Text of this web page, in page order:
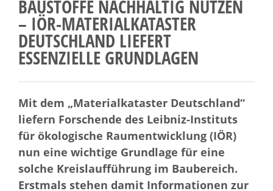
BAUSTOFFE NACHHALTIG NUTZEN
– IÖR-MATERIALKATASTER
DEUTSCHLAND LIEFERT
ESSENZIELLE GRUNDLAGEN
Mit dem „Materialkataster Deutschland“
liefern Forschende des Leibniz-Instituts
für ökologische Raumentwicklung (IÖR)
nun eine wichtige Grundlage für eine
solche Kreislaufführung im Baubereich.
Erstmals stehen damit Informationen zur